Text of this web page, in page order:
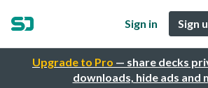
Upgrade to Pro — share decks
downloads, hide ads and
Sign in Sign